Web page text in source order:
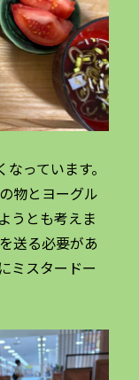
っています。
物とヨーグル
うとも考えま
送る必要があ
ミスタードー